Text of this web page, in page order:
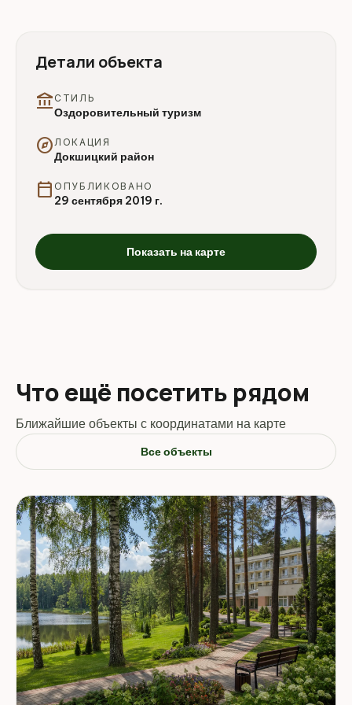
Детали объекта
account_balance СТИЛЬ
Оздоровительный туризм
explore ЛОКАЦИЯ
Докшицкий район
calendar_today ОПУБЛИКОВАНО
29 сентября 2019 г.
Показать на карте
Что ещё посетить рядом
Ближайшие объекты с координатами на карте
Все объекты